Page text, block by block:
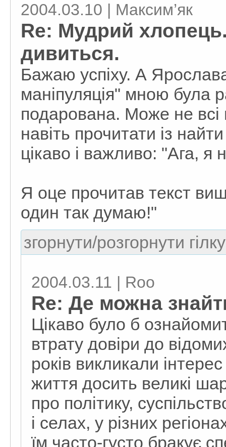
2004.03.10 | Максим’як
Re: Мудрий
дивиться.
Бажаю успіху. А
маніпуляція" мною була
подарована. Може не всі
навіть прочитати із
цікаво і важливо: "Ага,
Я оце прочитав текст
один так думаю!"
згорнути/розгорнути
2004.03.11 | Roo
Re: Де можна
Цікаво було б
втрату довіри до
років викликали
життя досить великі
про політику,
і селах, у різних
їм часто-густо бракує